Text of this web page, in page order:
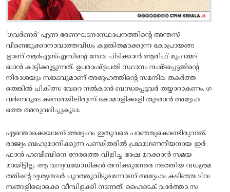
‘ഗവർണർ’ എന്ന ഭരണഘടനാസ്ഥാപനത്തിന്റെ അന്തസ്
വീണ്ടെടുക്കാനാവാത്തവിധം കളങ്കിതമാക്കുന്ന കോപ്രായങ്ങ
ളാണ് ആർഎസ്എസിന്റെ സേവ പിടിക്കാൻ ആരിഫ് മുഹമ്മദ്
ഖാൻ കാട്ടിക്കൂട്ടുന്നത്. ഉപരാഷ്ട്രപതി സ്ഥാനം നഷ്ടപ്പെട്ടതിന്റെ
നിരാശയും സങ്കടവുമാണ് അദ്ദേഹത്തിന്റെ സമനില തകർത്ത
തെങ്കിൽ ചികിത്സ വേറെ നൽകാൻ ബന്ധപ്പെട്ടവർ തയ്യാറാകണം. ഗ
വർണറുടെ കസേരയിലിരുന്ന് കോമാളിക്കളി തുടരാൻ അദ്ദേഹ
ത്തെ അനുവദിച്ചുകൂടാ.
എന്തൊക്കെയാണ് അദ്ദേഹം ഇതുവരെ പറഞ്ഞുകൊണ്ടിരുന്നത്.
രാജ്യം ബഹുമാനിക്കുന്ന പണ്ഡിതരിൽ പ്രഥമഗണനീയനായ ഇർ
ഫാൻ ഹബീബിനെ നേരത്തെ വിളിച്ച ഭാഷ മറക്കാൻ സമയ
മായിട്ടില്ല. ആ വന്ദ്യവയോധികൻ തനിക്കുനേരെ നടത്തിയ വധശ്രമ
ത്തിന്റെ ദൃശ്യങ്ങൾ പുറത്തുവിടുമെന്നാണ് അദ്ദേഹം കഴിഞ്ഞ ദിവ
സങ്ങളിലൊക്കെ വീമ്പിളക്കി നടന്നത്. ഹൈടെക് വാർത്താ സ